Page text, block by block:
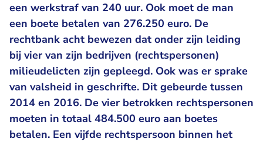
een werkstraf van 240 uur. Ook moet de man
een boete betalen van 276.250 euro. De
rechtbank acht bewezen dat onder zijn leiding
bij vier van zijn bedrijven (rechtspersonen)
milieudelicten zijn gepleegd. Ook was er sprake
van valsheid in geschrifte. Dit gebeurde tussen
2014 en 2016. De vier betrokken rechtspersonen
moeten in totaal 484.500 euro aan boetes
betalen. Een vijfde rechtspersoon binnen het